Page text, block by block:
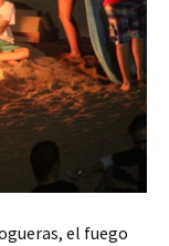
el fuego